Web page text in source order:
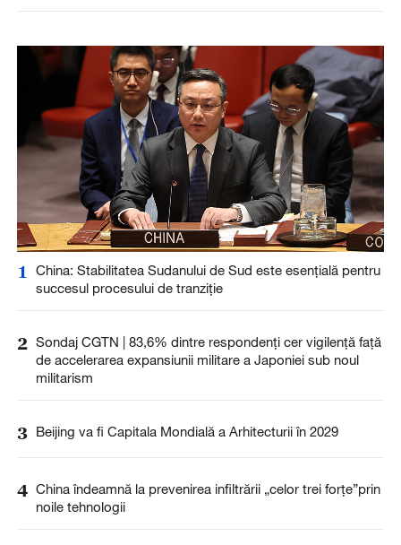
1
China: Stabilitatea Sudanului de Sud este esențială pentru
succesul procesului de tranziție
2 Sondaj CGTN | 83,6% dintre respondenți cer vigilență față
de accelerarea expansiunii militare a Japoniei sub noul
militarism
3 Beijing va fi Capitala Mondială a Arhitecturii în 2029
4 China îndeamnă la prevenirea infiltrării „celor trei forțe”prin
noile tehnologii